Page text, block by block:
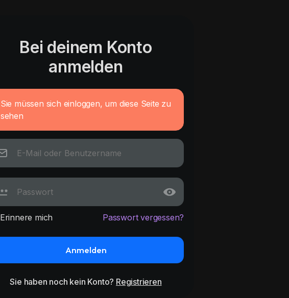
Bei deinem Konto
anmelden
Sie müssen sich einloggen, um diese Seite zu
sehen
Erinnere mich Passwort vergessen?
Anmelden
Sie haben noch kein Konto? Registrieren